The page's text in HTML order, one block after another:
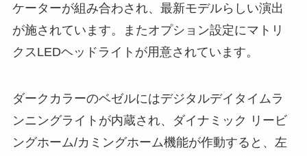
ケーターが組み合わされ、最新モデルらしい演出
が施されています。またオプション設定にマトリ
クスLEDヘッドライトが用意されています。
ダークカラーのベゼルにはデジタルデイタイムラ
ンニングライトが内蔵され、ダイナミック リービ
ングホーム/カミングホーム機能が作動すると、左